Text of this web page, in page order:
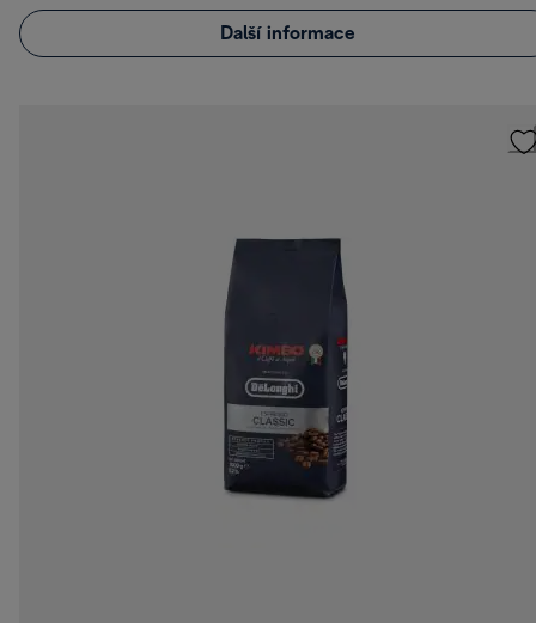
Další informace